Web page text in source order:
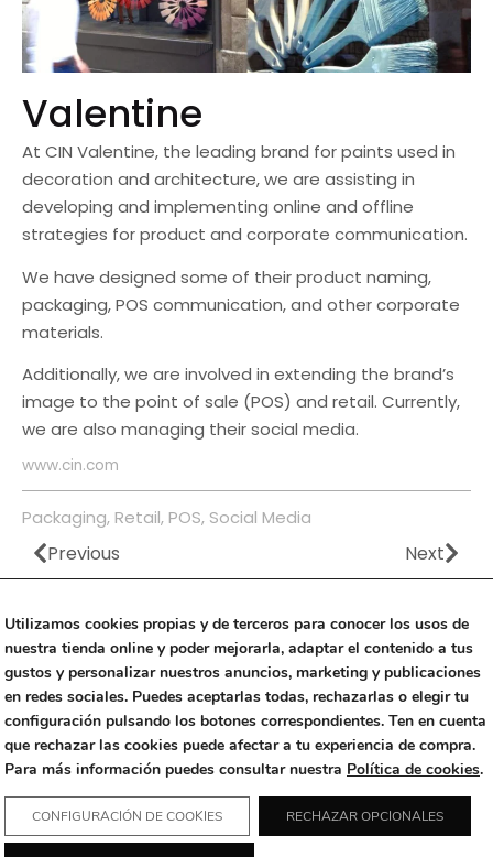
Valentine
At CIN Valentine, the leading brand for paints used in
decoration and architecture, we are assisting in
developing and implementing online and offline
strategies for product and corporate communication.
We have designed some of their product naming,
packaging, POS communication, and other corporate
materials.
Additionally, we are involved in extending the brand’s
image to the point of sale (POS) and retail. Currently,
we are also managing their social media.
www.cin.com
Packaging, Retail, POS, Social Media
Prev
Previous Next
Threads
Instagram
Linkedin
Copyright © 2023 Alfalfa Studio | +34 670 499 442 |
Rambla Exposició 59 (Edificio Neàpolis), 08800 Vilanova i la Geltrú
Barcelona (Spain)
Utilizamos cookies propias y de terceros para conocer los usos de
nuestra tienda online y poder mejorarla, adaptar el contenido a tus
gustos y personalizar nuestros anuncios, marketing y publicaciones
en redes sociales. Puedes aceptarlas todas, rechazarlas o elegir tu
configuración pulsando los botones correspondientes. Ten en cuenta
que rechazar las cookies puede afectar a tu experiencia de compra.
Para más información puedes consultar nuestra Política de cookies.
RECHAZAR OPCIONALES
CONFIGURACIÓN DE COOKIES